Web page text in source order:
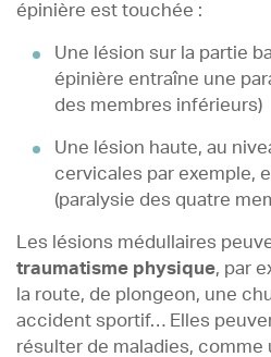
épinière est touchée :
Une lésion sur la partie
épinière entraîne une
des membres inférieurs)
Une lésion haute, au
cervicales par exemple,
(paralysie des quatre
Les lésions médullaires
traumatisme physique, par
la route, de plongeon, une
accident sportif… Elles
résulter de maladies, comme